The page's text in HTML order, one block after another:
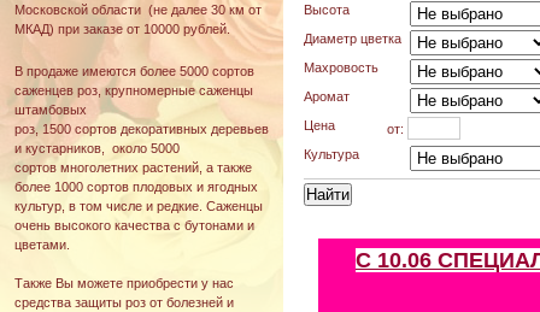
Московской области (не далее 30 км от
МКАД) при заказе от 10000 рублей.
В продаже имеются более 5000 сортов
саженцев роз, крупномерные саженцы
штамбовых
роз, 1500 сортов декоративных деревьев
и кустарников, около 5000
сортов многолетних растений, а также
более 1000 сортов плодовых и ягодных
культур, в том числе и редкие. Саженцы
очень высокого качества с бутонами и
цветами.
Также Вы можете приобрести у нас
средства защиты роз от болезней и
Высота
Диаметр цветка
Махровость
Аромат
Цена
от:
Культура
С 10.06